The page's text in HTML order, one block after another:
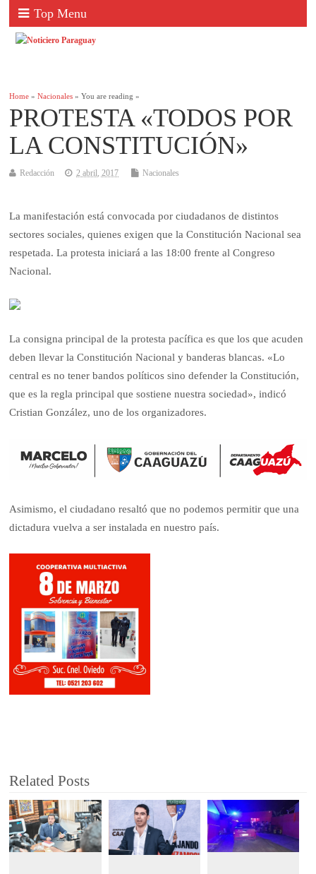
Top Menu
Home »Nacionales » You are reading »
PROTESTA «TODOS POR
LA CONSTITUCIÓN»
Redacción 2 abril, 2017 Nacionales
La manifestación está convocada por ciudadanos de distintos
sectores sociales, quienes exigen que la Constitución Nacional sea
respetada. La protesta iniciará a las 18:00 frente al Congreso
Nacional.
La consigna principal de la protesta pacífica es que los que acuden
deben llevar la Constitución Nacional y banderas blancas. «Lo
central es no tener bandos políticos sino defender la Constitución,
que es la regla principal que sostiene nuestra sociedad», indicó
Cristian González, uno de los organizadores.
Asimismo, el ciudadano resaltó que no podemos permitir que una
dictadura vuelva a ser instalada en nuestro país.
Related Posts